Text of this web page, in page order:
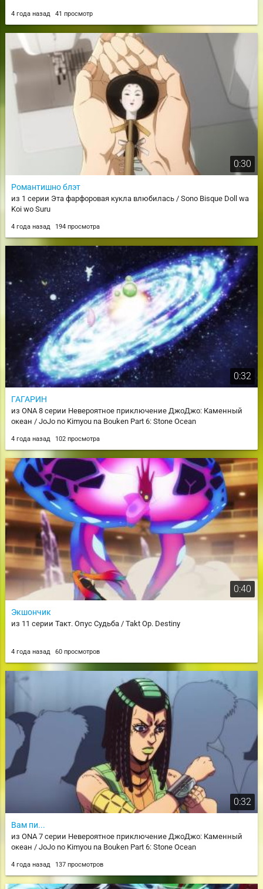
4 года назад 41 просмотр
0:30
Романтишно блэт
из 1 серии Эта фарфоровая кукла влюбилась / Sono Bisque Doll wa
Koi wo Suru
4 года назад 194 просмотра
0:32
ГАГАРИН
из ONA 8 серии Невероятное приключение ДжоДжо: Каменный
океан / JoJo no Kimyou na Bouken Part 6: Stone Ocean
4 года назад 102 просмотра
0:40
Экшончик
из 11 серии Такт. Опус Судьба / Takt Op. Destiny
4 года назад 60 просмотров
0:32
Вам пи...
из ONA 7 серии Невероятное приключение ДжоДжо: Каменный
океан / JoJo no Kimyou na Bouken Part 6: Stone Ocean
4 года назад 137 просмотров